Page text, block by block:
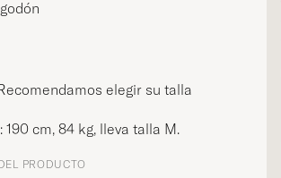
elegir su talla
cm, 84 kg, lleva talla M.
PRODUCTO